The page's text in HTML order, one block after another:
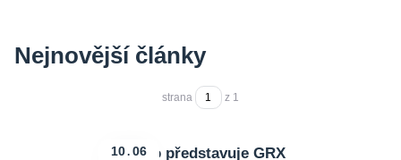
Nejnovější články
strana z 1
Shimano představuje GRX
10 06